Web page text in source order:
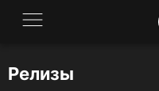
Заявка
Релизы